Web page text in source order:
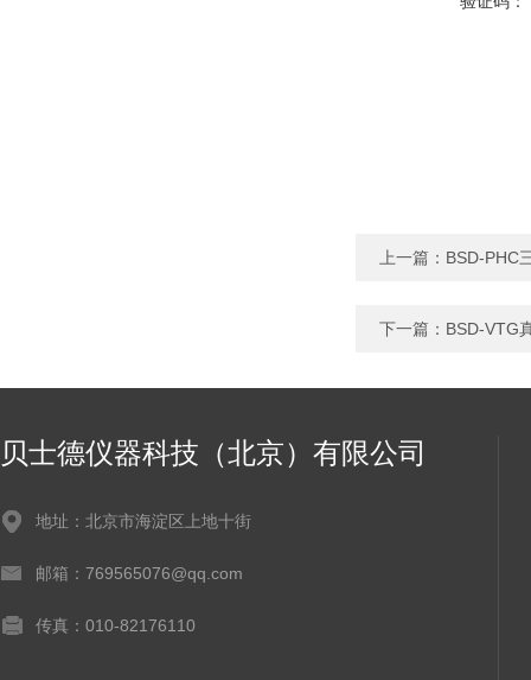
上一篇： BSD-PHC
下一篇： BSD-VTG
贝士德仪器科技（北京）有限公司
地址：北京市海淀区上地十街
邮箱：769565076@qq.com
传真：010-82176110